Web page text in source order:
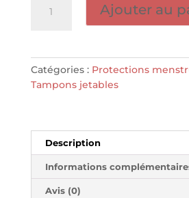
applicateur
Super
(16
Ajouter au
Catégories : Protections
Tampons jetables
Description
Informations
Avis (0)